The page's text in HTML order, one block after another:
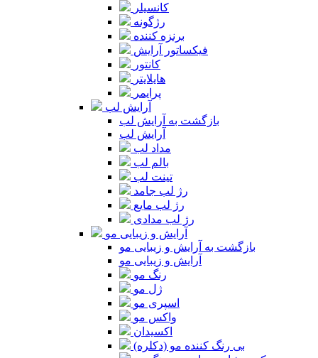
کانسیلر
رژگونه
برنزه کننده
فیکساتور آرایش
کانتور
هایلایتر
پرایمر
آرایش لب
بازگشت به آرایش لب
آرایش لب
مداد لب
بالم لب
تینت لب
رژ لب جامد
رژ لب مایع
رژ لب مدادی
آرایش و زیبایی مو
بازگشت به آرایش و زیبایی مو
آرایش و زیبایی مو
رنگ مو
ژل مو
اسپری مو
واکس مو
اکسیدان
بی رنگ کننده مو (دکلره)